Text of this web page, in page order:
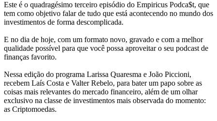
Este é o quadragésimo terceiro episódio do Empiricus Podca$t, que
tem como objetivo falar de tudo que está acontecendo no mundo dos
investimentos de forma descomplicada.
E no dia de hoje, com um formato novo, gravado e com a melhor
qualidade possível para que você possa aproveitar o seu podcast de
finanças favorito.
Nessa edição do programa Larissa Quaresma e João Piccioni,
recebem Laís Costa e Valter Rebelo, para bater um papo sobre as
coisas mais relevantes do mercado financeiro, além de um olhar
exclusivo na classe de investimentos mais observada do momento:
as Criptomoedas.